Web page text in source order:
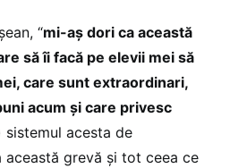
“mi-aș dori ca această
să îi facă pe elevii mei să
care sunt extraordinari,
acum și care privesc
sistemul acesta de
această grevă și tot ceea ce